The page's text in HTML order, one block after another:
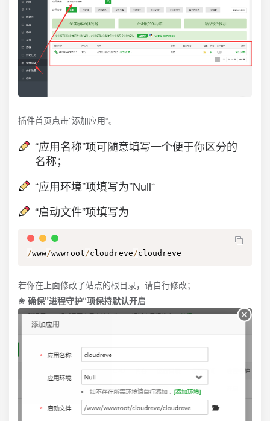
插件首页点击”添加应用“。
“应用名称”项可随意填写一个便于你区分的
名称；
“应用环境”项填写为”Null“
“启动文件”项填写为
/www/wwwroot/cloudreve/cloudreve
若你在上面修改了站点的根目录，请自行修改；
✬ 确保”进程守护“项保持默认开启